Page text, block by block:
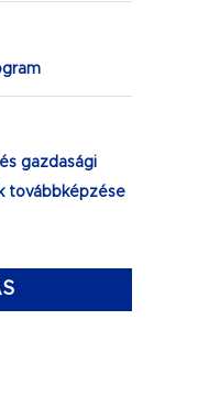
gazdasági
továbbképzése